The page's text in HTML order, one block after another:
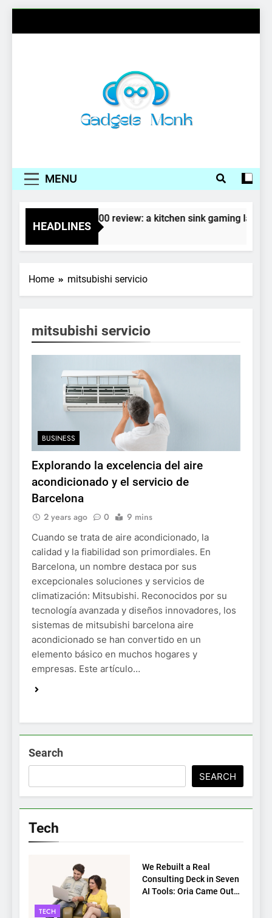
MENU
HEADLINES
Corsair Voyager a1600 review: a kitchen sink gaming laptop
4 Years Ago
Home mitsubishi servicio
mitsubishi servicio
BUSINESS
Explorando la excelencia del aire
acondicionado y el servicio de
Barcelona
2 years ago 0 9 mins
Cuando se trata de aire acondicionado, la
calidad y la fiabilidad son primordiales. En
Barcelona, un nombre destaca por sus
excepcionales soluciones y servicios de
climatización: Mitsubishi. Reconocidos por su
tecnología avanzada y diseños innovadores, los
sistemas de mitsubishi barcelona aire
acondicionado se han convertido en un
elemento básico en muchos hogares y
empresas. Este artículo…
Search
SEARCH
Tech
TECH
We Rebuilt a Real
Consulting Deck in Seven
AI Tools: Oria Came Out